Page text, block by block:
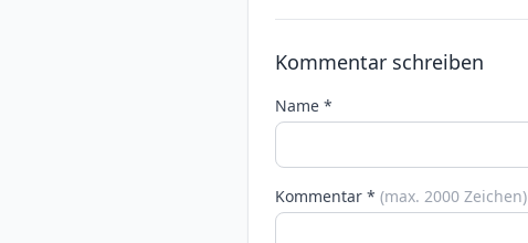
Kommentar schreiben
Name *
Kommentar * (max. 2000 Zeichen)